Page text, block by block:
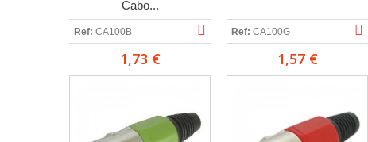
Cabo...
Ref: CA100B
1,73 €
Ref: CA100G
1,57 €